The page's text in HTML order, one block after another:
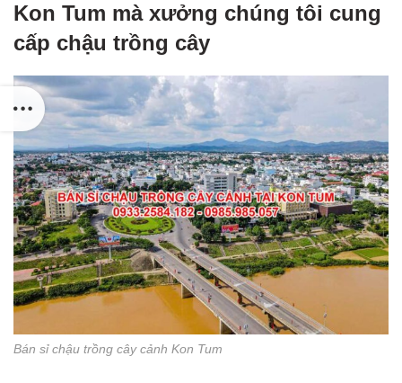
Kon Tum mà xưởng chúng tôi cung
cấp chậu trồng cây
Bán sỉ chậu trồng cây cảnh Kon Tum